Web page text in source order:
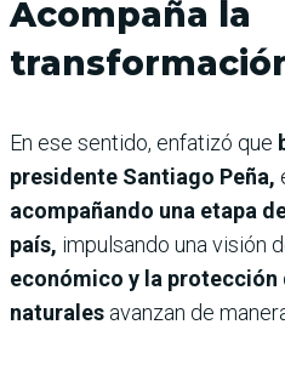
Acompaña la
En ese sentido, enfatizó que
presidente Santiago Peña,
acompañando una etapa
país, impulsando una visión
económico y la protección
naturales avanzan de